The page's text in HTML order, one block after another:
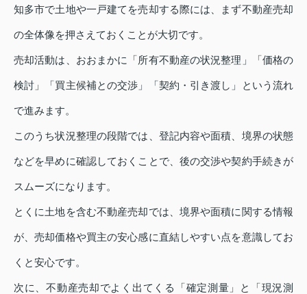
知多市で土地や一戸建てを売却する際には、まず不動産売却
の全体像を押さえておくことが大切です。
売却活動は、おおまかに「所有不動産の状況整理」「価格の
検討」「買主候補との交渉」「契約・引き渡し」という流れ
で進みます。
このうち状況整理の段階では、登記内容や面積、境界の状態
などを早めに確認しておくことで、後の交渉や契約手続きが
スムーズになります。
とくに土地を含む不動産売却では、境界や面積に関する情報
が、売却価格や買主の安心感に直結しやすい点を意識してお
くと安心です。
次に、不動産売却でよく出てくる「確定測量」と「現況測